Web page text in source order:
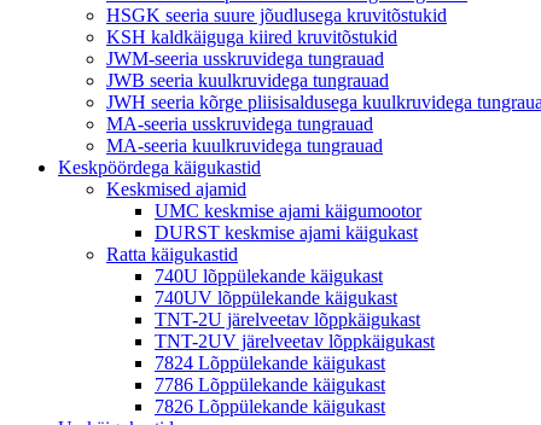
HSGK seeria suure jõudlusega kruvitõstukid
KSH kaldkäiguga kiired kruvitõstukid
JWM-seeria usskruvidega tungrauad
JWB seeria kuulkruvidega tungrauad
JWH seeria kõrge pliisisaldusega kuulkruvidega
MA-seeria usskruvidega tungrauad
MA-seeria kuulkruvidega tungrauad
Keskpöördega käigukastid
Keskmised ajamid
UMC keskmise ajami käigumootor
DURST keskmise ajami käigukast
Ratta käigukastid
740U lõppülekande käigukast
740UV lõppülekande käigukast
TNT-2U järelveetav lõppkäigukast
TNT-2UV järelveetav lõppkäigukast
7824 Lõppülekande käigukast
7786 Lõppülekande käigukast
7826 Lõppülekande käigukast